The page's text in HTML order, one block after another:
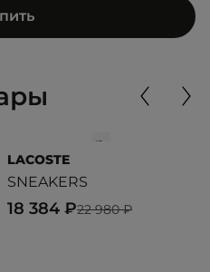
LACOSTE
SNEAKERS
22 980 ₽
18 384 ₽